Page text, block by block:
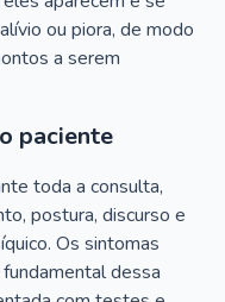
ou piora, de modo
a serem
paciente
toda a consulta,
postura, discurso e
Os sintomas
dessa